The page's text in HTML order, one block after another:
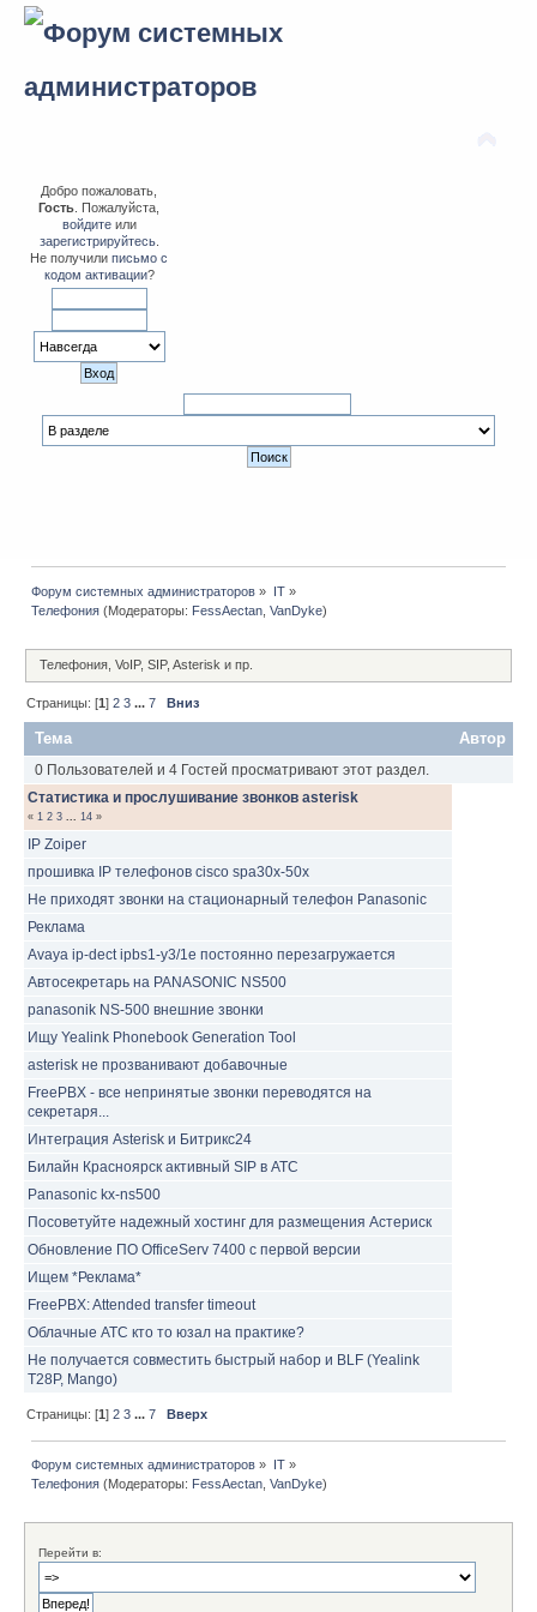
Добро пожаловать,
Гость . Пожалуйста,
войдитеили
зарегистрируйтесь.
Не получилиписьмо с
кодом активации?
Форум системных администраторов » IT»
Телефония (Модераторы: FessAectan ,VanDyke)
Телефония, VoIP, SIP, Asterisk и пр.
Страницы: [1]2 3 ...7 Вниз
Тема Автор
0 Пользователей и 4 Гостей просматривают этот раздел.
Статистика и прослушивание звонков asterisk
« 1 2 3 14 »
IP Zoiper
прошивка IP телефонов cisco spa30х-50х
Не приходят звонки на стационарный телефон Panasonic
Реклама
Avaya ip-dect ipbs1-y3/1e постоянно перезагружается
Автосекретарь на PANASONIC NS500
panasonik NS-500 внешние звонки
Ищу Yealink Phonebook Generation Tool
asterisk не прозванивают добавочные
FreePBX - все непринятые звонки переводятся на
секретаря...
Интеграция Asterisk и Битрикс24
Билайн Красноярск активный SIP в АТС
Panasonic kx-ns500
Посоветуйте надежный хостинг для размещения Астериск
Обновление ПО OfficeServ 7400 с первой версии
Ищем *Реклама*
FreePBX: Attended transfer timeout
Облачные АТС кто то юзал на практике?
Не получается совместить быстрый набор и BLF (Yealink
T28P, Mango)
Страницы: [1]2 3 ...7 Вверх
Форум системных администраторов » IT»
Телефония (Модераторы: FessAectan ,VanDyke)
Перейти в: